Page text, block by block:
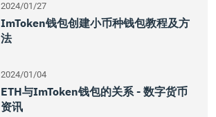
2024/01/27
ImToken钱包创建小币种钱包教程及方
法
2024/01/04
ETH与imToken钱包的关系 - 数字货币
资讯